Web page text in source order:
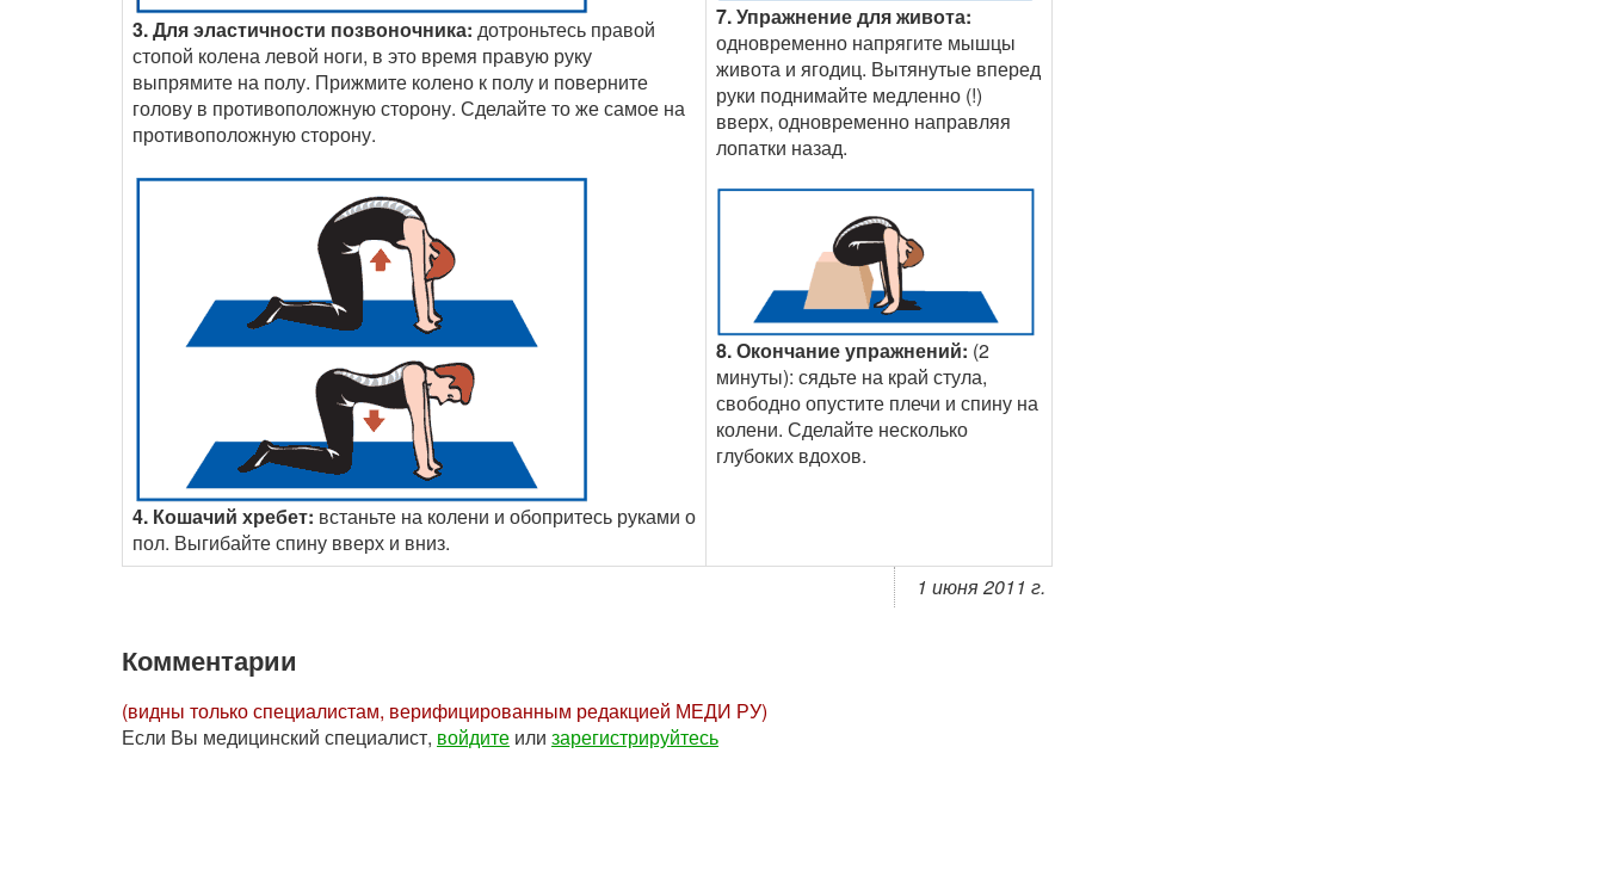
3. Для эластичности позвоночника: дотроньтесь правой
стопой колена левой ноги, в это время правую руку
выпрямите на полу. Прижмите колено к полу и поверните
голову в противоположную сторону. Сделайте то же самое на
противоположную сторону.
4. Кошачий хребет: встаньте на колени и обопритесь руками о
пол. Выгибайте спину вверх и вниз.
7. Упражнение для живота:
одновременно напрягите мышцы
живота и ягодиц. Вытянутые вперед
руки поднимайте медленно (!)
вверх, одновременно направляя
лопатки назад.
8. Окончание упражнений: (2
минуты): сядьте на край стула,
свободно опустите плечи и спину на
колени. Сделайте несколько
глубоких вдохов.
1 июня 2011 г.
Комментарии
(видны только специалистам, верифицированным редакцией МЕДИ РУ)
Если Вы медицинский специалист, войдите или зарегистрируйтесь